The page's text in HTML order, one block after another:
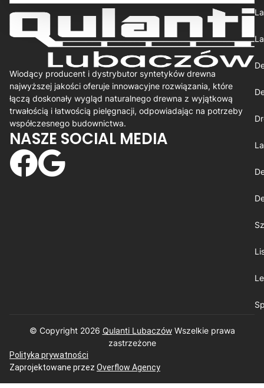
Wiodący producent i dystrybutor syntetyków drewna
najwyższej jakości oferuje innowacyjne rozwiązania, które
łączą doskonały wygląd naturalnego drewna z wyjątkową
trwałością i łatwością pielęgnacji, odpowiadając na potrzeby
współczesnego budownictwa.
NASZE SOCIAL MEDIA
© Copyright 2026 Qulanti Lubaczów​ Wszelkie prawa
zastrzeżone
Polityka prywatności
Zaprojektowane przez Overflow Agency